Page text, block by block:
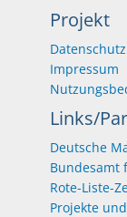
Projekt
Datenschutz
Impressum
Links/
Deutsche
Bundesamt
Rote-Liste-
Projekte